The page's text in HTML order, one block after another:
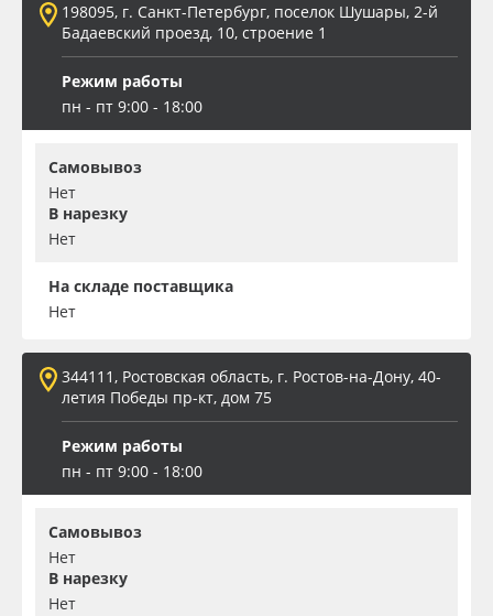
198095, г. Санкт-Петербург, поселок Шушары, 2-й
Бадаевский проезд, 10, строение 1
Режим работы
пн - пт 9:00 - 18:00
Самовывоз
Нет
В нарезку
Нет
На складе поставщика
Нет
344111, Ростовская область, г. Ростов-на-Дону, 40-
летия Победы пр-кт, дом 75
Режим работы
пн - пт 9:00 - 18:00
Самовывоз
Нет
В нарезку
Нет